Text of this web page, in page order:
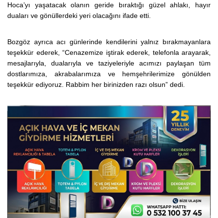
Hoca’yı yaşatacak olanın geride bıraktığı güzel ahlakı, hayır
duaları ve gönüllerdeki yeri olacağını ifade etti.
Bozgöz ayrıca acı günlerinde kendilerini yalnız bırakmayanlara
teşekkür ederek, “Cenazemize iştirak ederek, telefonla arayarak,
mesajlarıyla, dualarıyla ve taziyeleriyle acımızı paylaşan tüm
dostlarımıza, akrabalarımıza ve hemşehrilerimize gönülden
teşekkür ediyoruz. Rabbim her birinizden razı olsun” dedi.